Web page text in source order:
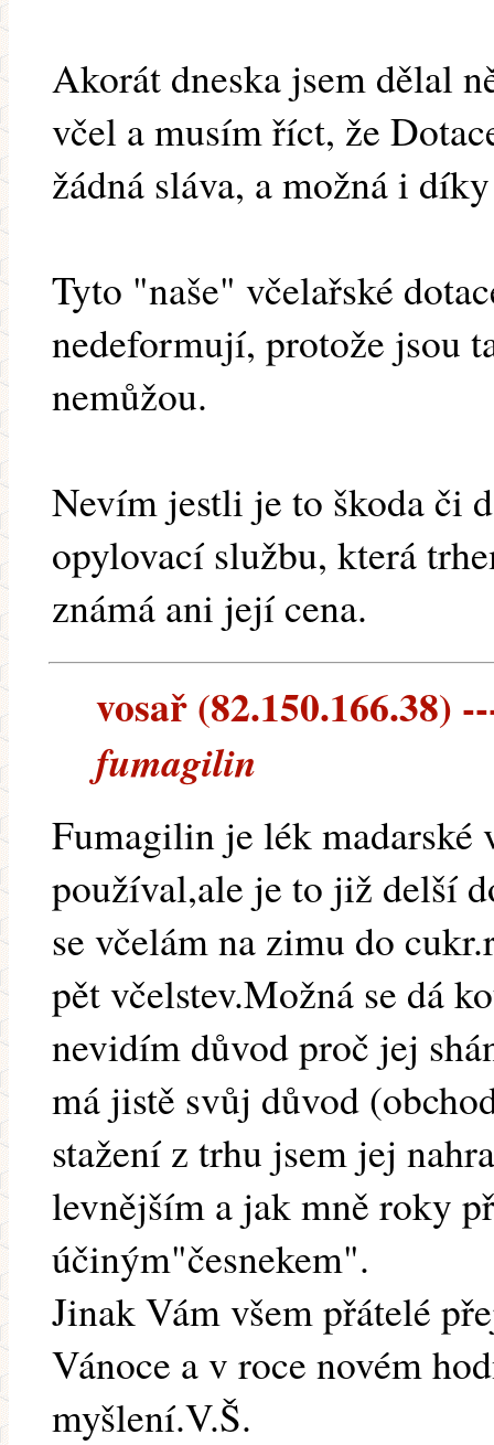
Akorát dneska jsem dělal
včel a musím říct, že
žádná sláva, a možná i
Tyto "naše" včelařské
nedeformují, protože jsou
nemůžou.
Nevím jestli je to škoda či
opylovací službu, která
známá ani její cena.
vosař (82.150.166.38)
fumagilin
Fumagilin je lék madarské
používal,ale je to již delší
se včelám na zimu do
pět včelstev.Možná se dá
nevidím důvod proč jej
má jistě svůj důvod
stažení z trhu jsem jej
levnějším a jak mně roky
účiným"česnekem".
Jinak Vám všem přátelé
Vánoce a v roce novém
myšlení.V.Š.